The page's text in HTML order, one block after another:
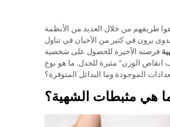
طريقهم من خلال العديد من الأنظمة
يرون في كثير من الأحيان في تناول
فرصته الأخيرة للحصول على شخصية
انقاص الوزن" مثيرة للجدل. ما هو نوع
الموجودة وما البدائل المتوفرة؟
هي مثبطات الشهية؟